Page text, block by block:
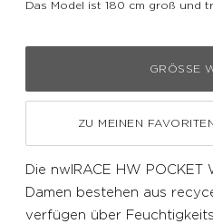
Das Model ist 180 cm groß und
GRÖSSE
ZU MEINEN
Die nwlRACE HW POCKET
Damen bestehen aus
verfügen über